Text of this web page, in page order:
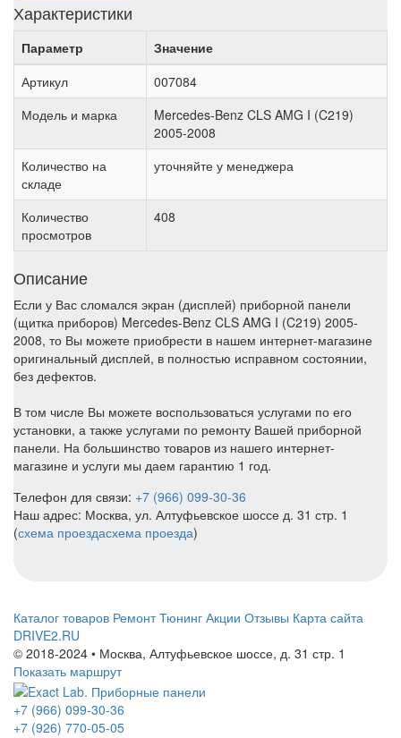
Характеристики
Параметр
Значение
Артикул
007084
Модель и марка
Mercedes-Benz CLS AMG I (C219)
2005-2008
Количество на
складе
уточняйте у менеджера
Количество
просмотров
408
Описание
Если у Вас сломался экран (дисплей) приборной панели
(щитка приборов) Mercedes-Benz CLS AMG I (C219) 2005-
2008, то Вы можете приобрести в нашем интернет-магазине
оригинальный дисплей, в полностью исправном состоянии,
без дефектов.
В том числе Вы можете воспользоваться услугами по его
установки, а также услугами по ремонту Вашей приборной
панели. На большинство товаров из нашего интернет-
магазине и услуги мы даем гарантию 1 год.
Телефон для связи: +7 (966) 099-30-36
Наш адрес: Москва, ул. Алтуфьевское шоссе д. 31 стр. 1
(схема проездасхема проезда)
Каталог товаров Ремонт Тюнинг Акции Отзывы Карта сайта
DRIVE2.RU
© 2018-2024 • Москва, Алтуфьевское шоссе, д. 31 стр. 1
Показать маршрут
+7 (966) 099-30-36
+7 (926) 770-05-05